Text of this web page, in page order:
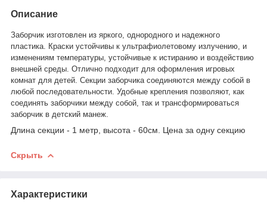
Описание
Заборчик изготовлен из яркого, однородного и надежного
пластика. Краски устойчивы к ультрафиолетовому излучению, и
изменениям температуры, устойчивые к истиранию и воздействию
внешней среды. Отлично подходит для оформления игровых
комнат для детей. Секции заборчика соединяются между собой в
любой последовательности. Удобные крепления позволяют, как
соединять заборчики между собой, так и трансформироваться
заборчик в детский манеж.
Длина секции - 1 метр, высота - 60см. Цена за одну секцию
Скрыть
Характеристики